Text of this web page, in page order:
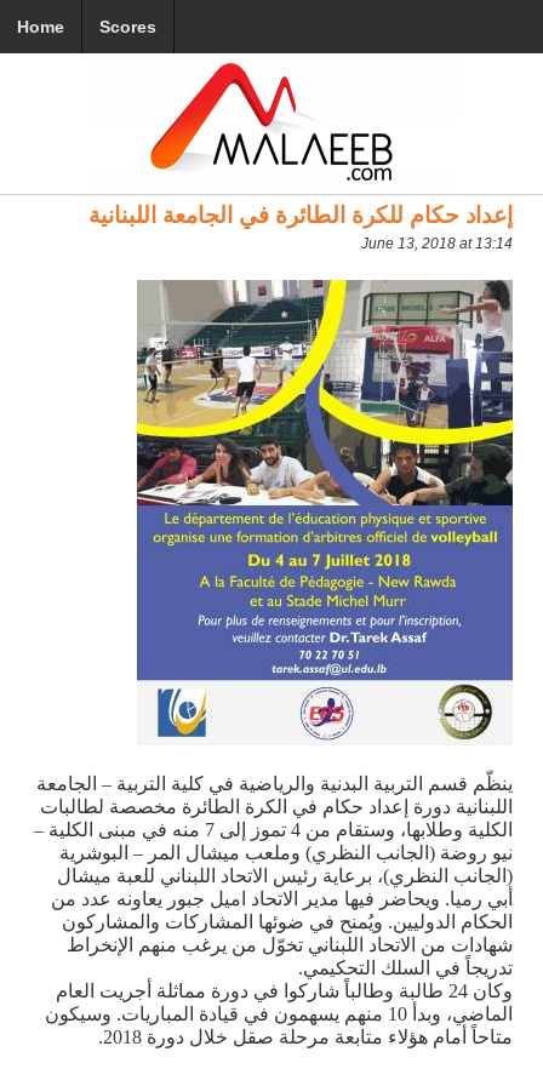
Home Scores
إعداد حكام للكرة الطائرة في الجامعة اللبنانية
June 13, 2018 at 13:14
ينظّم قسم التربية البدنية والرياضية في كلية التربية – الجامعة
اللبنانية دورة إعداد حكام في الكرة الطائرة مخصصة لطالبات
الكلية وطلابها، وستقام من 4 تموز إلى 7 منه في مبنى الكلية –
نيو روضة (الجانب النظري) وملعب ميشال المر – البوشرية
(الجانب النظري)، برعاية رئيس الاتحاد اللبناني للعبة ميشال
أبي رميا. ويحاضر فيها مدير الاتحاد اميل جبور يعاونه عدد من
الحكام الدوليين. ويُمنح في ضوئها المشاركات والمشاركون
شهادات من الاتحاد اللبناني تخوّل من يرغب منهم الإنخراط
تدريجاً في السلك التحكيمي.
وكان 24 طالبة وطالباً شاركوا في دورة مماثلة أجريت العام
الماضي، وبدأ 10 منهم يسهمون في قيادة المباريات. وسيكون
متاحاً أمام هؤلاء متابعة مرحلة صقل خلال دورة 2018.